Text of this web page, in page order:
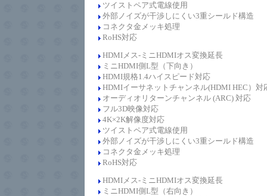
ツイストペア式電線使用
外部ノイズが干渉しにくい3重シールド構造
コネクタ金メッキ処理
RoHS対応
HDMIメス-ミニHDMIオス変換延長
ミニHDMI側L型（下向き）
HDMI規格1.4ハイスピード対応
HDMIイーサネットチャンネル(HDMI HEC）対
オーディオリターンチャンネル (ARC) 対応
フル3D映像対応
4K×2K解像度対応
ツイストペア式電線使用
外部ノイズが干渉しにくい3重シールド構造
コネクタ金メッキ処理
RoHS対応
HDMIメス-ミニHDMIオス変換延長
ミニHDMI側L型（右向き）